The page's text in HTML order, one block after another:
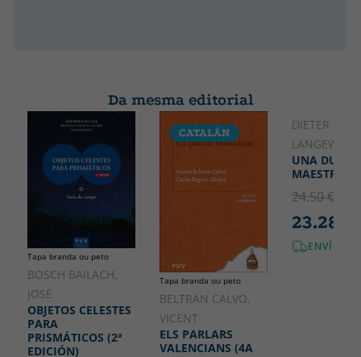
Da mesma editorial
Tapa branda ou peto
BOSCH BAILACH,
JOSÉ
OBJETOS CELESTES
PARA
PRISMÁTICOS (2ª
EDICIÓN)
CATALÁN
Tapa branda ou peto
BELTRAN CALVO,
VICENT
ELS PARLARS
VALENCIANS (4A
DIETER
UNA DURA
MAESTRA
24.50 €
23.28 €
ENVÍO